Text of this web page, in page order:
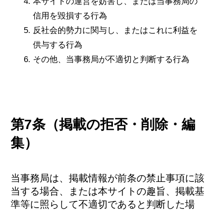
信用を毀損する行為
反社会的勢力に関与し、またはこれに利益を
供与する行為
その他、当事務局が不適切と判断する行為
第7条（掲載の拒否・削除・編
集）
当事務局は、掲載情報が前条の禁止事項に該
当する場合、または本サイトの趣旨、掲載基
準等に照らして不適切であると判断した場